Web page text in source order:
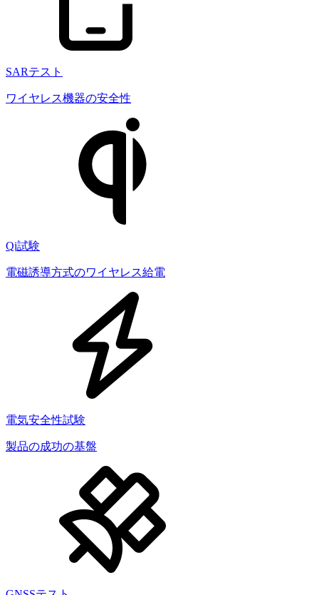
SARテスト
ワイヤレス機器の安全性
Qi試験
電磁誘導方式のワイヤレス給電
電気安全性試験
製品の成功の基盤